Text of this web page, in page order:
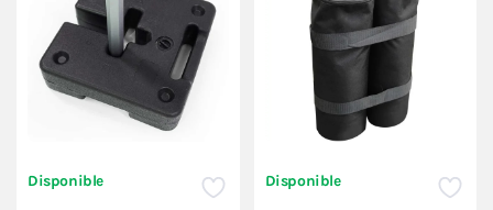
Disponible Disponible